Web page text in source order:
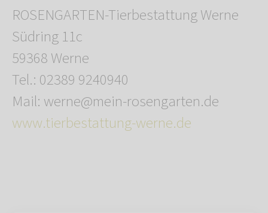
ROSENGARTEN-Tierbestattung Werne
Südring 11c
59368 Werne
Tel.: 02389 9240940
Mail: werne@mein-rosengarten.de
www.tierbestattung-werne.de